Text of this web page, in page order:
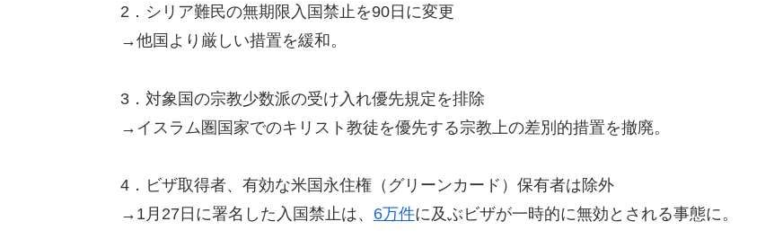
2．シリア難民の無期限入国禁止を90日に変更
→他国より厳しい措置を緩和。
3．対象国の宗教少数派の受け入れ優先規定を排除
→イスラム圏国家でのキリスト教徒を優先する宗教上の差別的措置を撤廃。
4．ビザ取得者、有効な米国永住権（グリーンカード）保有者は除外
→1月27日に署名した入国禁止は、 6万件に及ぶビザが一時的に無効とされる事態に。